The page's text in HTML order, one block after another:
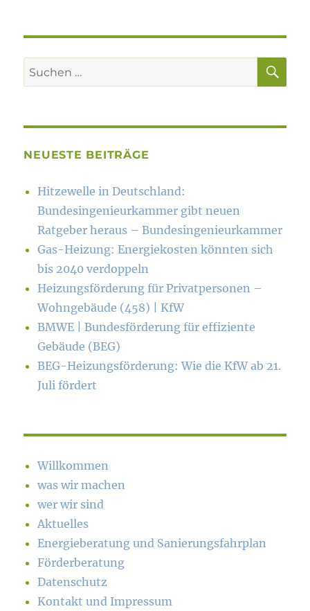
Suchen
nach:
NEUESTE BEITRÄGE
Hitzewelle in Deutschland:
Bundesingenieurkammer gibt neuen
Ratgeber heraus – Bundesingenieurkammer
Gas-Heizung: Energiekosten könn­ten sich
bis 2040 verdoppeln
Heizungsförderung für Privatpersonen –
Wohngebäude (458) | KfW
BMWE | Bundesförderung für effiziente
Gebäude (BEG)
BEG-Heizungsförderung: Wie die KfW ab 21.
Juli fördert
Willkommen
was wir machen
wer wir sind
Aktuelles
Energieberatung und Sanierungsfahrplan
Förderberatung
Datenschutz
Kontakt und Impressum